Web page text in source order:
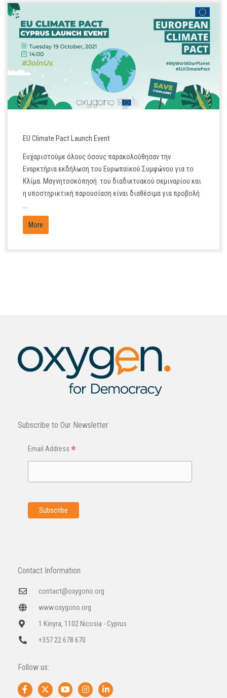
OCT
EU Climate Pact Launch Event
Ευχαριστούμε όλους όσους παρακολούθησαν την
Εναρκτήρια εκδήλωση του Ευρωπαϊκού Συμφώνου για το
Κλίμα. Μαγνητοσκόπησή του διαδικτυακού σεμιναρίου και
η υποστηρικτική παρουσίαση είναι διαθέσιμα για προβολή
More
Subscribe to Our Newsletter
Email Address *
Contact Information
contact@oxygono.org
www.oxygono.org
1 Kinyra, 1102 Nicosia - Cyprus
+357 22 678 670
Follow us:
F
a
X
-
Y
o
I
n
L
i